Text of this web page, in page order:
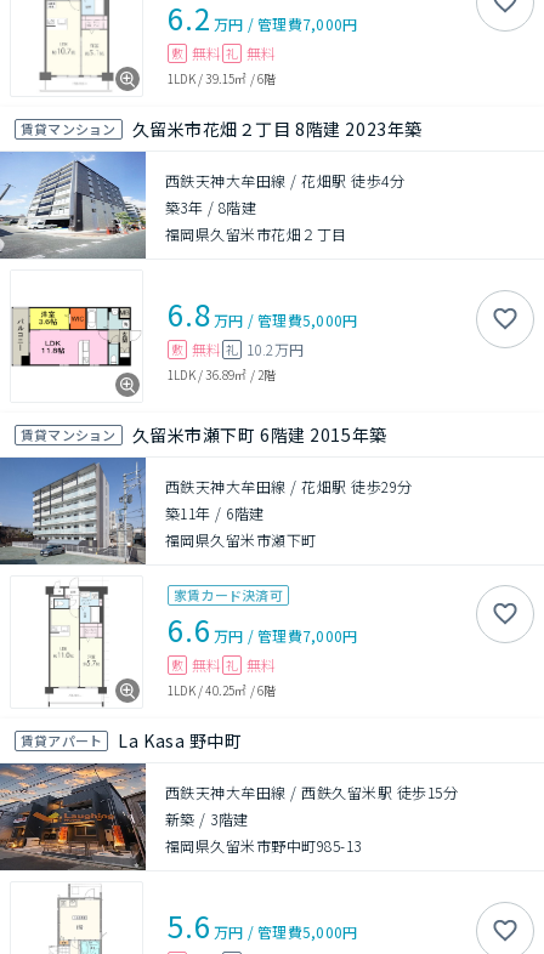
6.2 万円 /管理費7,000円
敷 無料 礼 無料
1LDK/39.15㎡ /6階
賃貸マンション 久留米市花畑２丁目 8階建 2023年築
西鉄天神大牟田線 / 花畑駅 徒歩4分
築3年 / 8階建
福岡県久留米市花畑２丁目
6.8万円 /管理費5,000円
敷 無料 礼 10.2万円
1LDK/36.89㎡ / 2階
賃貸マンション 久留米市瀬下町 6階建 2015年築
西鉄天神大牟田線 / 花畑駅 徒歩29分
築11年 / 6階建
福岡県久留米市瀬下町
家賃カード決済可
6.6 万円 /管理費7,000円
敷 無料 礼 無料
1LDK/40.25㎡ /6階
賃貸アパート La Kasa 野中町
西鉄天神大牟田線 / 西鉄久留米駅 徒歩15分
新築 / 3階建
福岡県久留米市野中町985-13
5.6 万円 /管理費5,000円